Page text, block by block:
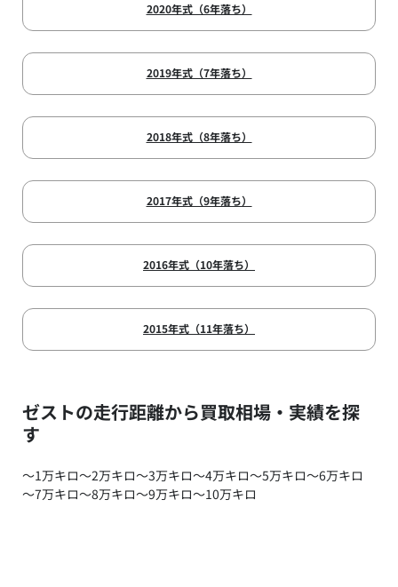
2020年式（6年落ち）
2019年式（7年落ち）
2018年式（8年落ち）
2017年式（9年落ち）
2016年式（10年落ち）
2015年式（11年落ち）
ゼストの走行距離から買取相場・実績を探
す
～1万キロ～2万キロ～3万キロ～4万キロ～5万キロ～6万キロ
～7万キロ～8万キロ～9万キロ～10万キロ